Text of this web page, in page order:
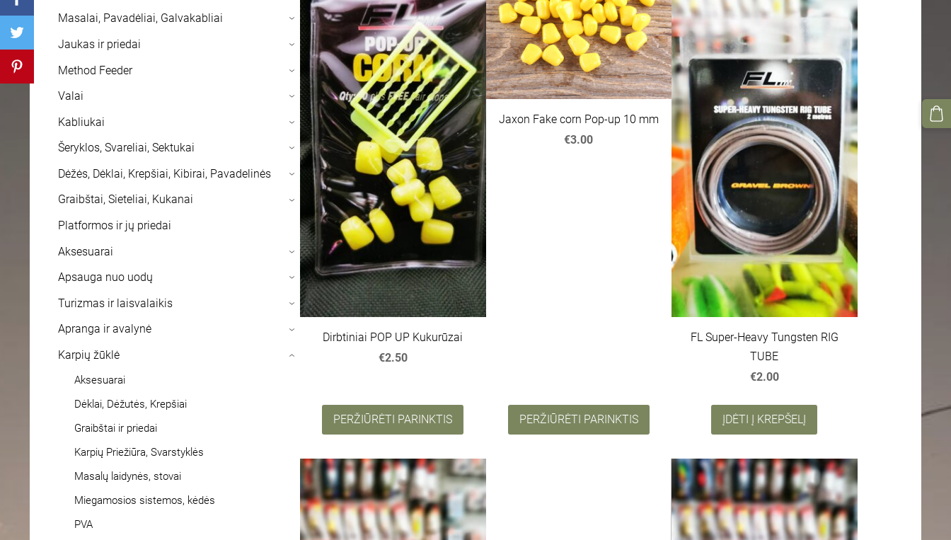
Masalai, Pavadėliai, Galvakabliai ›
Jaukas ir priedai ›
Method Feeder ›
Valai ›
Kabliukai ›
Šeryklos, Svareliai, Sektukai ›
Dėžės, Dėklai, Krepšiai, Kibirai, Pavadelinės ›
Graibštai, Sieteliai, Kukanai ›
Platformos ir jų priedai
Aksesuarai
›
Apsauga nuo uodų ›
Turizmas ir laisvalaikis ›
Apranga ir avalynė ›
Karpių žūklė
Aksesuarai
Dėklai, Dėžutės, Krepšiai
Graibštai ir priedai
Karpių Priežiūra, Svarstyklės
Masalų laidynės, stovai
Miegamosios sistemos, kėdės
PVA
›
Dirbtiniai POP UP Kukurūzai
€2.50
PERŽIŪRĖTI PARINKTIS
Jaxon Fake corn Pop-up 10 mm
€3.00
PERŽIŪRĖTI PARINKTIS
FL Super-Heavy Tungsten RIG
TUBE
€2.00
ĮDĖTI Į KREPŠELĮ